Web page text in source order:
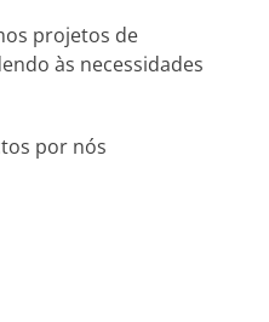
projetos de
às necessidades
por nós